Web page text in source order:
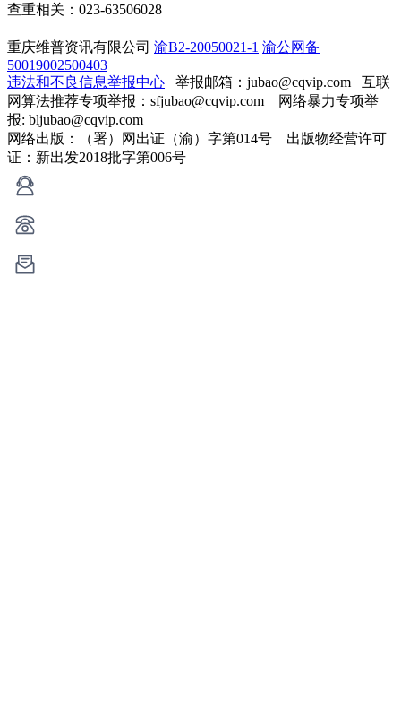
查重相关：023-63506028
重庆维普资讯有限公司 渝B2-20050021-1 渝公网备
50019002500403
违法和不良信息举报中心 举报邮箱：jubao@cqvip.com 互联
网算法推荐专项举报：sfjubao@cqvip.com 网络暴力专项举
报: bljubao@cqvip.com
网络出版：（署）网出证（渝）字第014号 出版物经营许可
证：新出发2018批字第006号